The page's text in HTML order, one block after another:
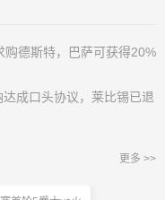
德斯特，巴萨可获得20%
成口头协议，莱比锡已退
更多 >>